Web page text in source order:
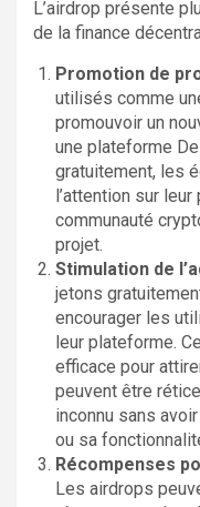
L’airdrop présente
de la finance
Promotion de
utilisés comme
promouvoir un
une plateforme
gratuitement, les
l’attention sur
communauté
projet.
Stimulation de
jetons
encourager les
leur plateforme.
efficace pour
peuvent être
inconnu sans
ou sa
Récompenses
Les airdrops